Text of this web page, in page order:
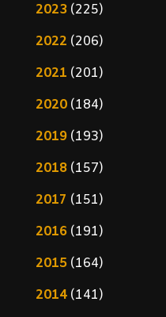
2023(225)
2022 (206)
2021 (201)
2020(184)
2019(193)
2018(157)
2017 (151)
2016(191)
2015(164)
2014(141)